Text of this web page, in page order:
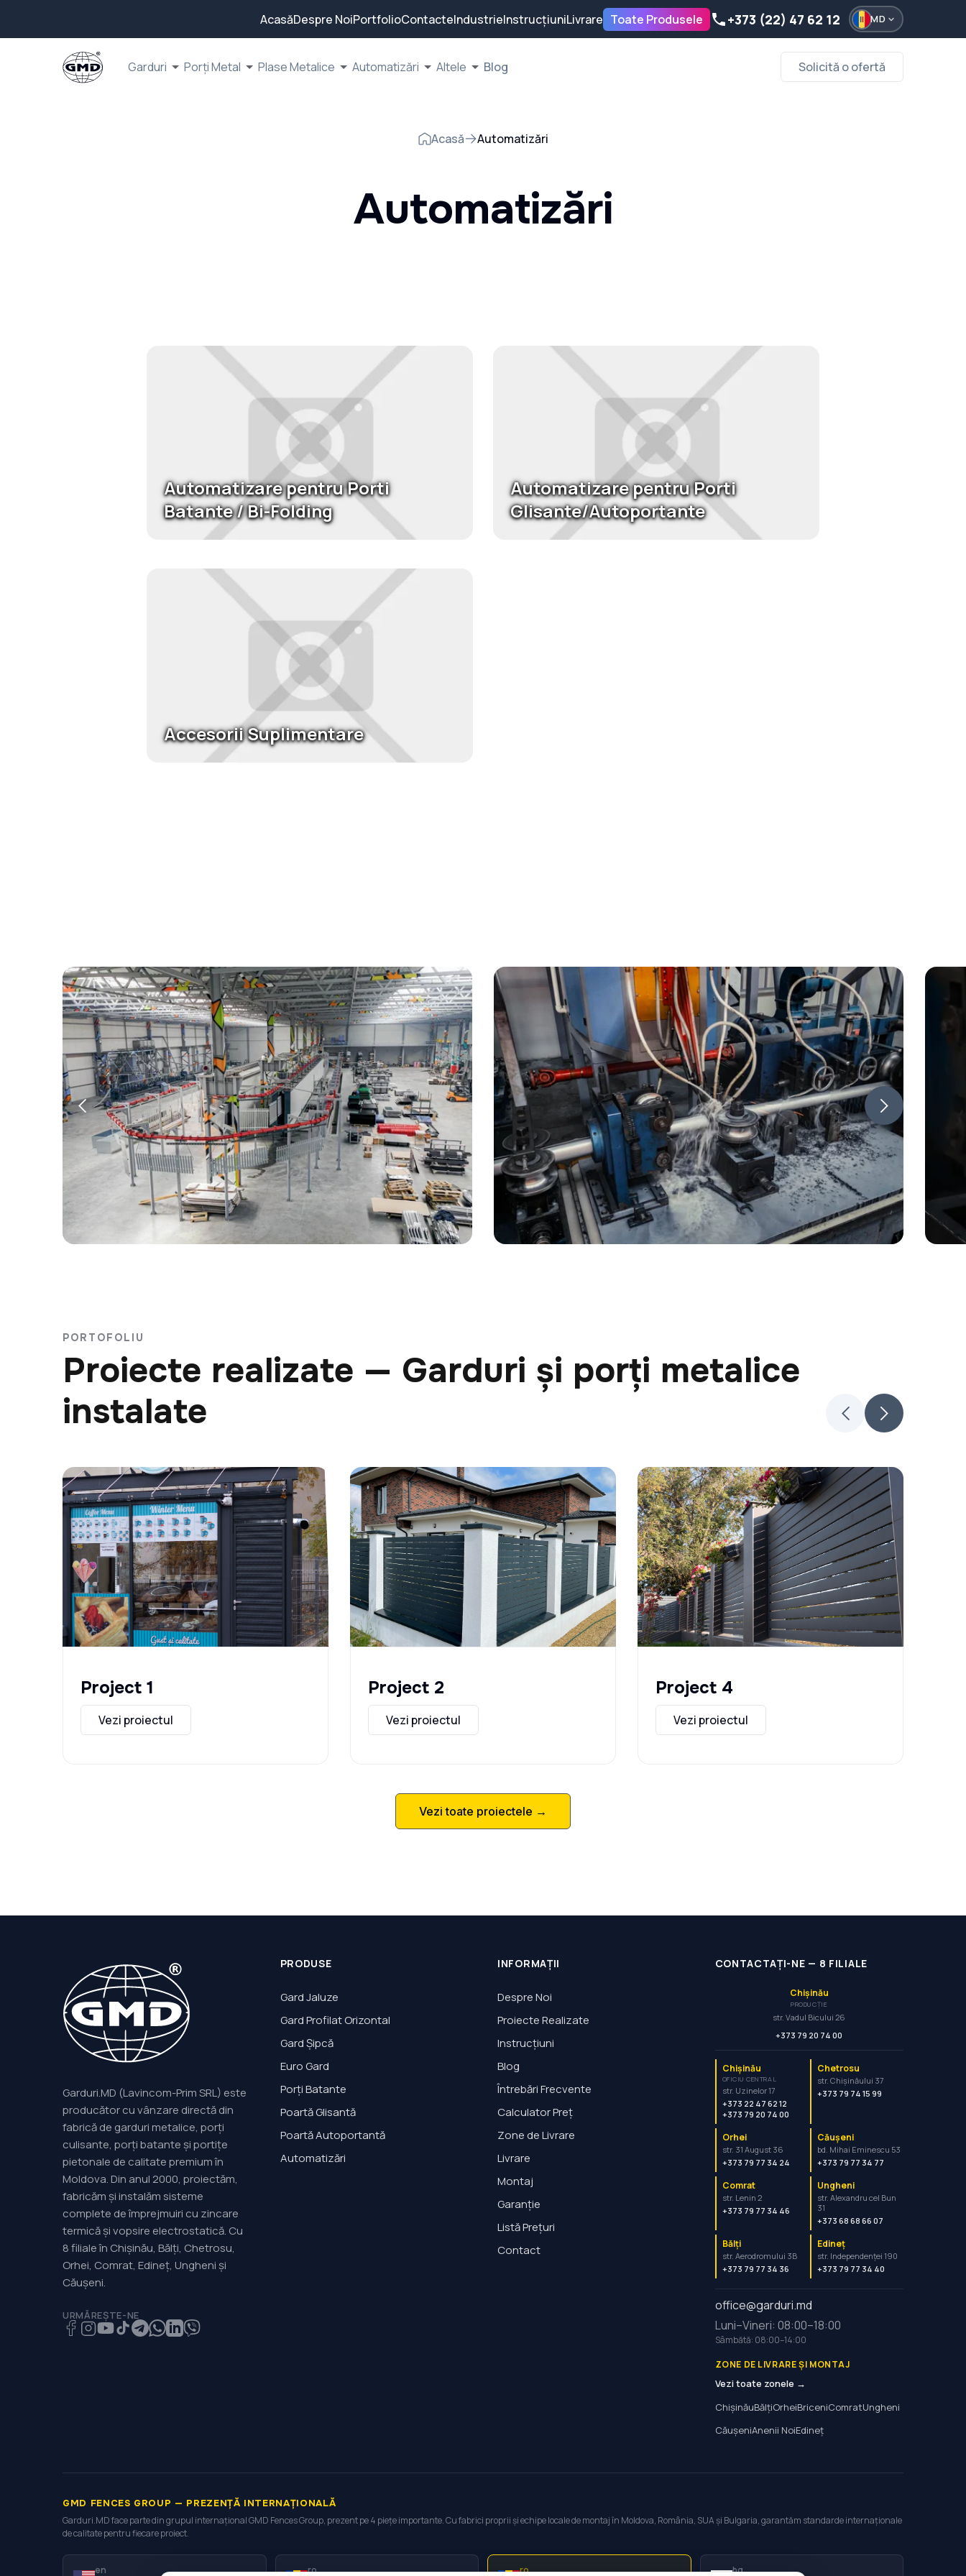
AcasăDespre NoiPortfolioContacteIndustrieInstrucțiuniLivrare Toate Produsele +373 (22) 47 62 12 MD
Garduri Porți Metal Plase Metalice Automatizări Altele Blog Solicită o ofertă
Acasă Automatizări
Automatizări
Automatizare pentru Porti
Batante / Bi-Folding
Automatizare pentru Porti
Glisante/Autoportante
Accesorii Suplimentare
PORTOFOLIU
Proiecte realizate — Garduri și porți metalice
instalate
Project 1
Vezi proiectul
Project 2
Vezi proiectul
Project 4
Vezi proiectul
Vezi toate proiectele →
Garduri.MD (Lavincom-Prim SRL) este
producător cu vânzare directă din
fabrică de garduri metalice, porți
culisante, porți batante și portițe
pietonale de calitate premium în
Moldova. Din anul 2000, proiectăm,
fabricăm și instalăm sisteme
complete de împrejmuiri cu zincare
termică și vopsire electrostatică. Cu
8 filiale în Chișinău, Bălți, Chetrosu,
Orhei, Comrat, Edineț, Ungheni și
Căușeni.
URMĂREȘTE-NE
PRODUSE
Gard Jaluze
Gard Profilat Orizontal
Gard Șipcă
Euro Gard
Porți Batante
Poartă Glisantă
Poartă Autoportantă
Automatizări
INFORMAȚII
Despre Noi
Proiecte Realizate
Instrucțiuni
Blog
Întrebări Frecvente
Calculator Preț
Zone de Livrare
Livrare
Montaj
Garanție
Listă Prețuri
Contact
CONTACTAȚI-NE — 8 FILIALE
Chișinău
PRODUCȚIE
str. Vadul Bicului 26
+373 79 20 74 00
Chișinău
OFICIU CENTRAL
str. Uzinelor 17
+373 22 47 62 12
+373 79 20 74 00
Chetrosu
str. Chișinăului 37
+373 79 74 15 99
Orhei
str. 31 August 36
+373 79 77 34 24
Căușeni
bd. Mihai Eminescu 53
+373 79 77 34 77
Comrat
str. Lenin 2
+373 79 77 34 46
Ungheni
str. Alexandru cel Bun
31
+373 68 68 66 07
Bălți
str. Aerodromului 3B
+373 79 77 34 36
Edineț
str. Independenței 190
+373 79 77 34 40
office@garduri.md
Luni–Vineri: 08:00–18:00
Sâmbătă: 08:00–14:00
ZONE DE LIVRARE ȘI MONTAJ
Vezi toate zonele →
ChișinăuBălțiOrheiBriceniComratUngheni
CăușeniAnenii NoiEdineț
GMD FENCES GROUP — PREZENȚĂ INTERNAȚIONALĂ
Garduri.MD face parte din grupul internațional GMD Fences Group, prezent pe 4 piețe importante. Cu fabrici proprii și echipe locale de montaj în Moldova, România, SUA și Bulgaria, garantăm standarde internaționale
de calitate pentru fiecare proiect.
en ro ro bg